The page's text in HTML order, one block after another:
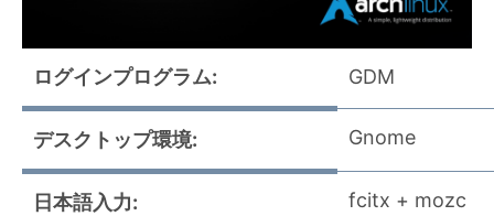
ログインプログラム: GDM
デスクトップ環境: Gnome
日本語入力: fcitx + mozc